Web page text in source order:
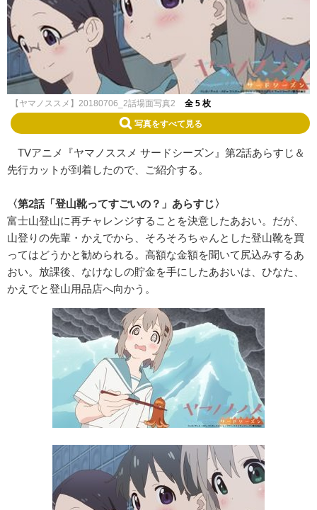
【ヤマノススメ】20180706_2話場面写真2 全 5 枚
写真をすべて見る
TVアニメ『ヤマノススメ サードシーズン』第2話あらすじ＆
先行カットが到着したので、ご紹介する。
〈第2話「登山靴ってすごいの？」あらすじ〉
富士山登山に再チャレンジすることを決意したあおい。だが、
山登りの先輩・かえでから、そろそろちゃんとした登山靴を買
ってはどうかと勧められる。高額な金額を聞いて尻込みするあ
おい。放課後、なけなしの貯金を手にしたあおいは、ひなた、
かえでと登山用品店へ向かう。